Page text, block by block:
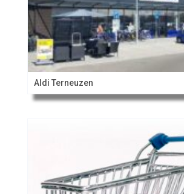
Aldi Terneuzen